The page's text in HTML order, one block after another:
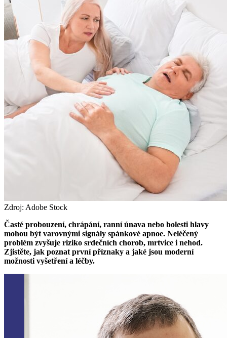
Zdroj: Adobe Stock
Časté probouzení, chrápání, ranní únava nebo bolesti hlavy
mohou být varovnými signály spánkové apnoe. Neléčený
problém zvyšuje riziko srdečních chorob, mrtvice i nehod.
Zjistěte, jak poznat první příznaky a jaké jsou moderní
možnosti vyšetření a léčby.